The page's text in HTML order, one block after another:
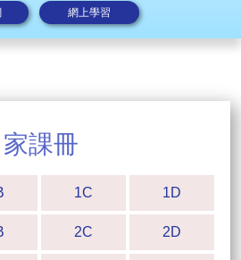
網上學習
家課冊
1C 1D
2C 2D